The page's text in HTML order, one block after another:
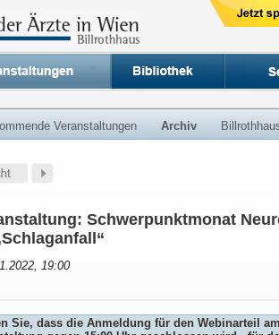
Veranstaltungen Archiv
Schwerpunktmonat
19:00
Sie, dass die Anmeldung für den Webinarteil